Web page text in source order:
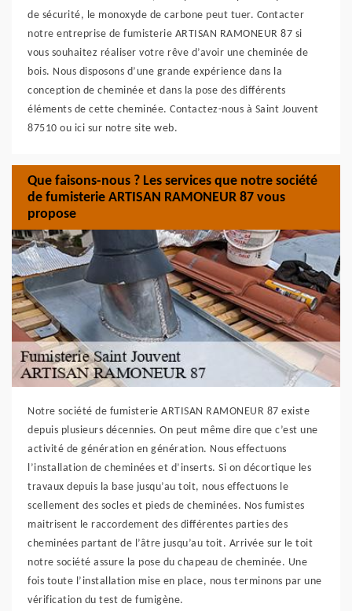
de sécurité, le monoxyde de carbone peut tuer. Contacter
notre entreprise de fumisterie ARTISAN RAMONEUR 87 si
vous souhaitez réaliser votre rêve d’avoir une cheminée de
bois. Nous disposons d’une grande expérience dans la
conception de cheminée et dans la pose des différents
éléments de cette cheminée. Contactez-nous à Saint Jouvent
87510 ou ici sur notre site web.
Que faisons-nous ? Les services que notre société
de fumisterie ARTISAN RAMONEUR 87 vous
propose
Notre société de fumisterie ARTISAN RAMONEUR 87 existe
depuis plusieurs décennies. On peut même dire que c’est une
activité de génération en génération. Nous effectuons
l’installation de cheminées et d’inserts. Si on décortique les
travaux depuis la base jusqu’au toit, nous effectuons le
scellement des socles et pieds de cheminées. Nos fumistes
maitrisent le raccordement des différentes parties des
cheminées partant de l’âtre jusqu’au toit. Arrivée sur le toit
notre société assure la pose du chapeau de cheminée. Une
fois toute l’installation mise en place, nous terminons par une
vérification du test de fumigène.